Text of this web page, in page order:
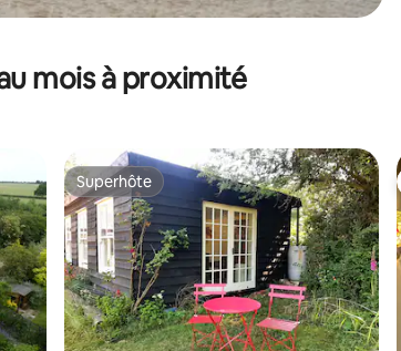
mois à proximité
aimésSuperhôte
Superhôte